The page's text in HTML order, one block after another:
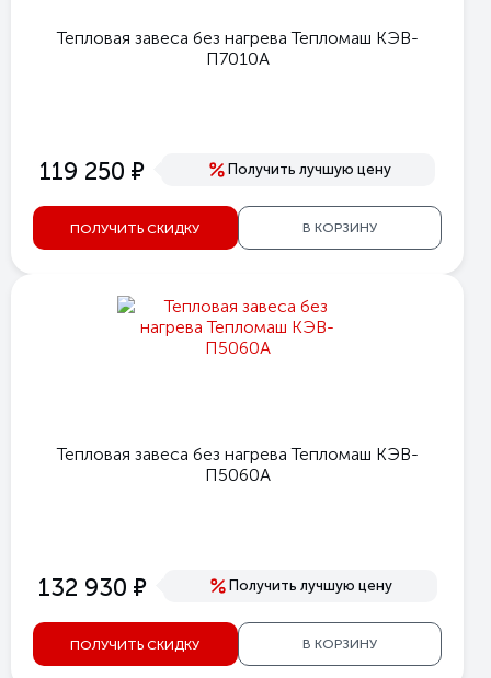
Тепловая завеса без нагрева Тепломаш КЭВ-
П7010А
119 250 е Получить лучшую цену
ПОЛУЧИТЬ СКИДКУ В КОРЗИНУ
Тепловая завеса без нагрева Тепломаш КЭВ-
П5060А
132 930 е Получить лучшую цену
ПОЛУЧИТЬ СКИДКУ В КОРЗИНУ